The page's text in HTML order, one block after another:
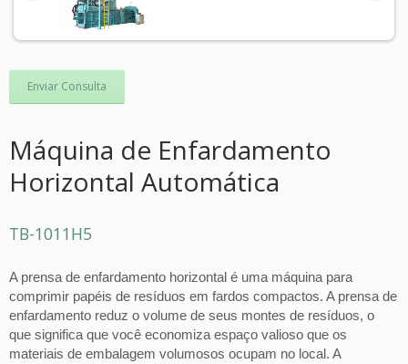
Enviar Consulta
Máquina de Enfardamento
Horizontal Automática
TB-1011H5
A prensa de enfardamento horizontal é uma máquina para
comprimir papéis de resíduos em fardos compactos. A prensa de
enfardamento reduz o volume de seus montes de resíduos, o
que significa que você economiza espaço valioso que os
materiais de embalagem volumosos ocupam no local. A